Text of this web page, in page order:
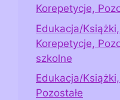
Korepetycje,
Edukacja/
Korepetycje,
szkolne
Edukacja/
Pozostałe